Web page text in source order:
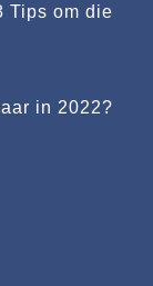
Tips om die
in 2022?